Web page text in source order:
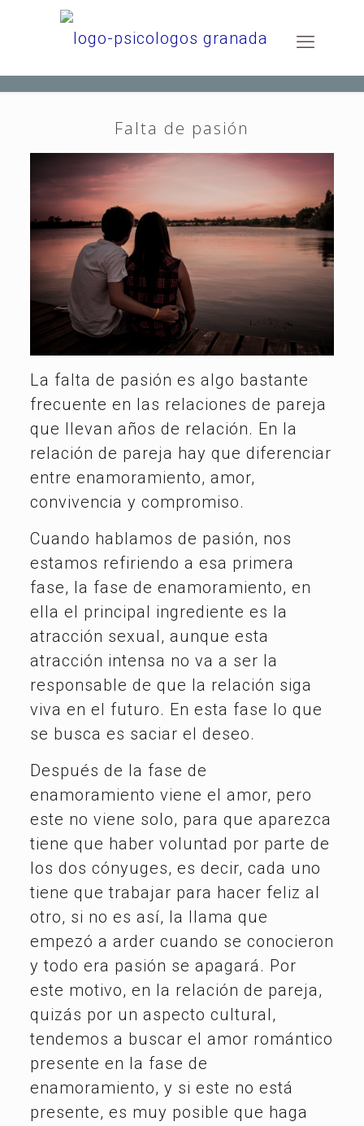
Falta de pasión
La falta de pasión es algo bastante
frecuente en las relaciones de pareja
que llevan años de relación. En la
relación de pareja hay que diferenciar
entre enamoramiento, amor,
convivencia y compromiso.
Cuando hablamos de pasión, nos
estamos refiriendo a esa primera
fase, la fase de enamoramiento, en
ella el principal ingrediente es la
atracción sexual, aunque esta
atracción intensa no va a ser la
responsable de que la relación siga
viva en el futuro. En esta fase lo que
se busca es saciar el deseo.
Después de la fase de
enamoramiento viene el amor, pero
este no viene solo, para que aparezca
tiene que haber voluntad por parte de
los dos cónyuges, es decir, cada uno
tiene que trabajar para hacer feliz al
otro, si no es así, la llama que
empezó a arder cuando se conocieron
y todo era pasión se apagará. Por
este motivo, en la relación de pareja,
quizás por un aspecto cultural,
tendemos a buscar el amor romántico
presente en la fase de
enamoramiento, y si este no está
presente, es muy posible que haga